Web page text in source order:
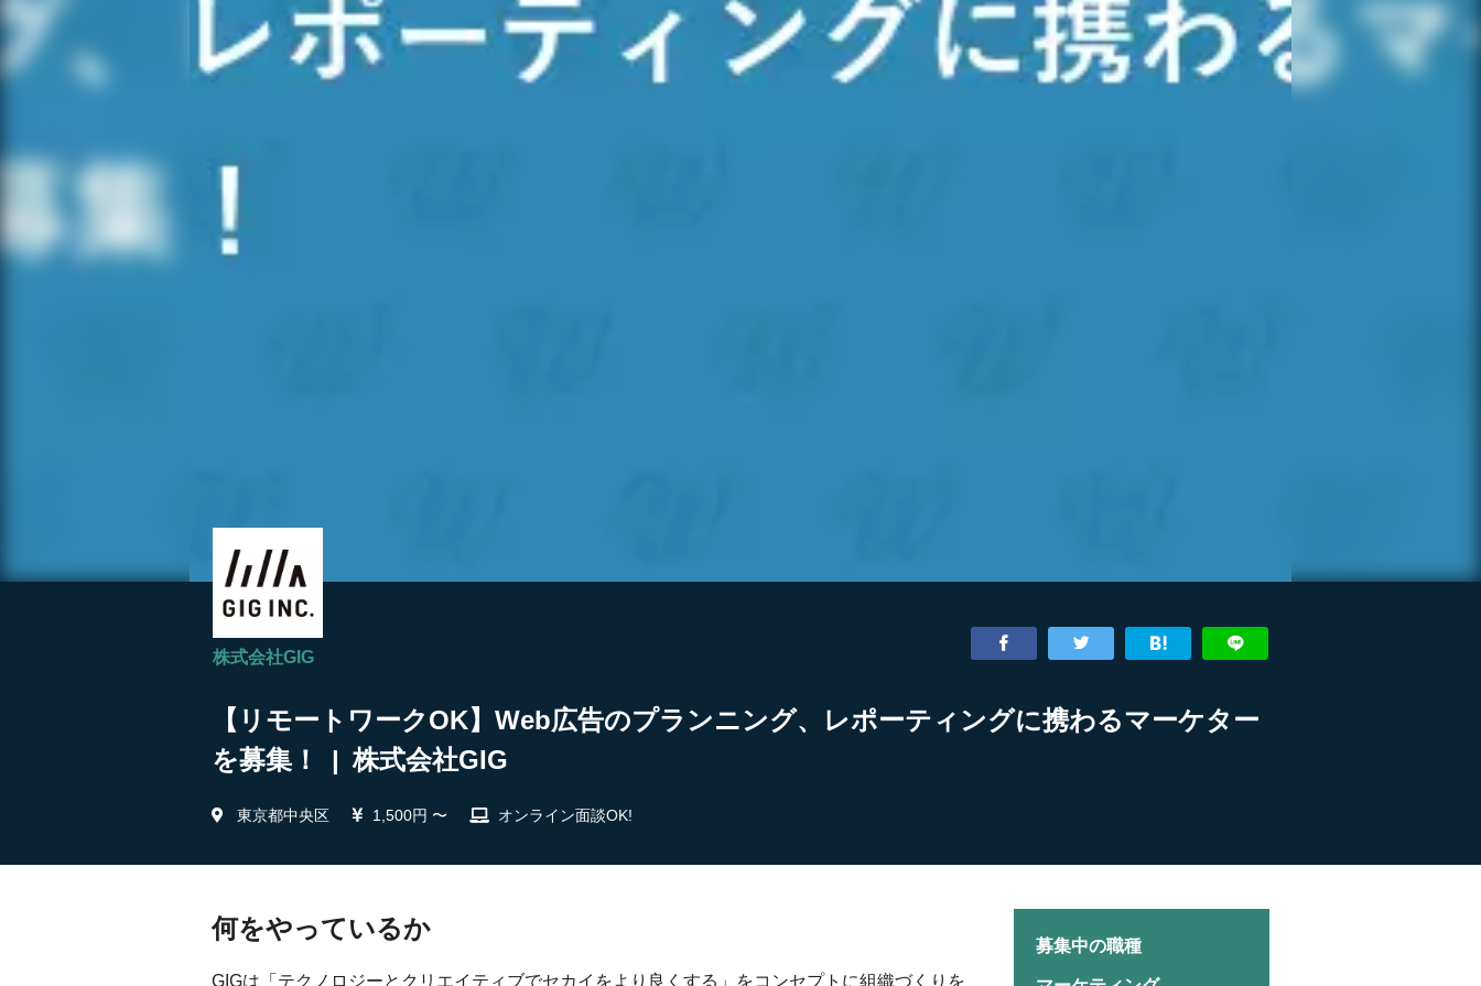
株式会社GIG
【リモートワークOK】Web広告のプランニング、レポーティングに携わるマーケター
を募集！ | 株式会社GIG
東京都中央区 1,500円 〜 オンライン面談OK!
何をやっているか
GIGは「テクノロジーとクリエイティブでセカイをより良くする」をコンセプトに組織づくりを
募集中の職種